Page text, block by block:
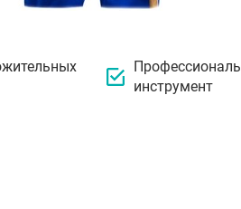
инструмент